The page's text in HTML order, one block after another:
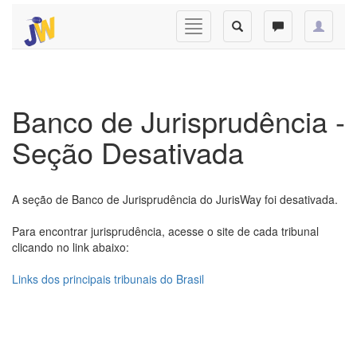
Banco de Jurisprudência -
Seção Desativada
A seção de Banco de Jurisprudência do JurisWay foi desativada.
Para encontrar jurisprudência, acesse o site de cada tribunal
clicando no link abaixo:
Links dos principais tribunais do Brasil